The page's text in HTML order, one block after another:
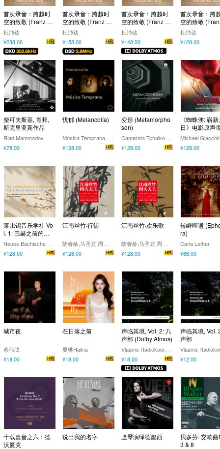
首次录音：跨越时
空的致敬 (Franz Li
szt Piano Works)
(352.8kHz DXD)
杜沛达
¥238.00
首次录音：跨越时
空的致敬 (Franz Li
szt Piano Works)
(2.8MHz DSD)
杜沛达
¥158.00
首次录音：跨越时
空的致敬 (Franz Li
szt Piano Works)
(Dolby Atmos)
杜沛达
¥148.00
首次录音：跨
空的致敬
szt Piano
杜沛达
¥128.00
柴可夫斯基, 肖邦,
斯克里亚宾作品
Riad Mammadov
¥78.00
忧郁 (Melancolía)
M
úsica Temprana,Adrián Rodríguez Van der Spoel,Luciana Cueto
¥128.00
变形 (Metamorpho
sen)
C
amerata Tchaikovsky Soloists
¥128.00
《蜘蛛侠: 崭
日》电影原声
Michael
¥128.00
莱比锡音乐学社 Vo
l. 1: 巴赫之前的音
乐
N
eues Bachisches Collegium Musicum Leipzig,Reinhard Goebel
¥128.00
江南丝竹·行街
陆
春龄,马圣龙,周惠,周皓
¥128.00
江南丝竹·欢乐歌
陆
春龄,马圣龙,周惠,周皓
¥128.00
转瞬即逝
ra)
Carla Lother
¥88.00
城市夜
蔡伟聪
¥18.00
在日落之前
夏琳Halina
¥18.00
声临其境, Vol. 2: 八
声部 (Dolby Atmos)
V
laams Radiokoor, Bart Van Reyn
¥18.00
声临其境, Vol.
声部
¥12.00
十载嘉音之六：德
沃夏克
说出我的名字 竖琴演绎德彪西
贝多芬: 交响
3 & 8